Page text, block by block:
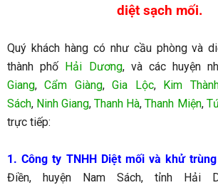
diệt sạch mối.
Quý khách hàng có như cầu phòng và
thành phố Hải Dương, và các huyện
Giang,Cẩm Giàng,Gia Lộc, Kim
Sách, Ninh Giang,Thanh Hà,Thanh Miện,
trực tiếp:
1. Công ty TNHH Diệt mối và khử
Điền, huyện Nam Sách, tỉnh Hải